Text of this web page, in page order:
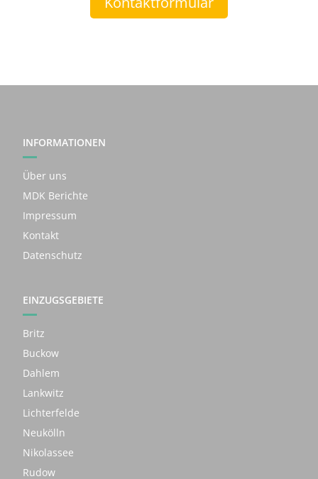
INFORMATIONEN
Über uns
MDK Berichte
Impressum
Kontakt
Datenschutz
EINZUGSGEBIETE
Britz
Buckow
Dahlem
Lankwitz
Lichterfelde
Neukölln
Nikolassee
Rudow